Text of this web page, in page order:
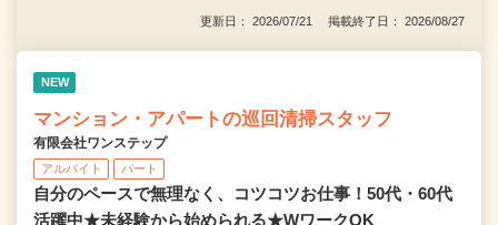
更新日： 2026/07/21 掲載終了日： 2026/08/27
NEW
マンション・アパートの巡回清掃スタッフ
有限会社ワンステップ
アルバイト パート
自分のペースで無理なく、コツコツお仕事！50代・60代
活躍中★未経験から始められる★WワークOK